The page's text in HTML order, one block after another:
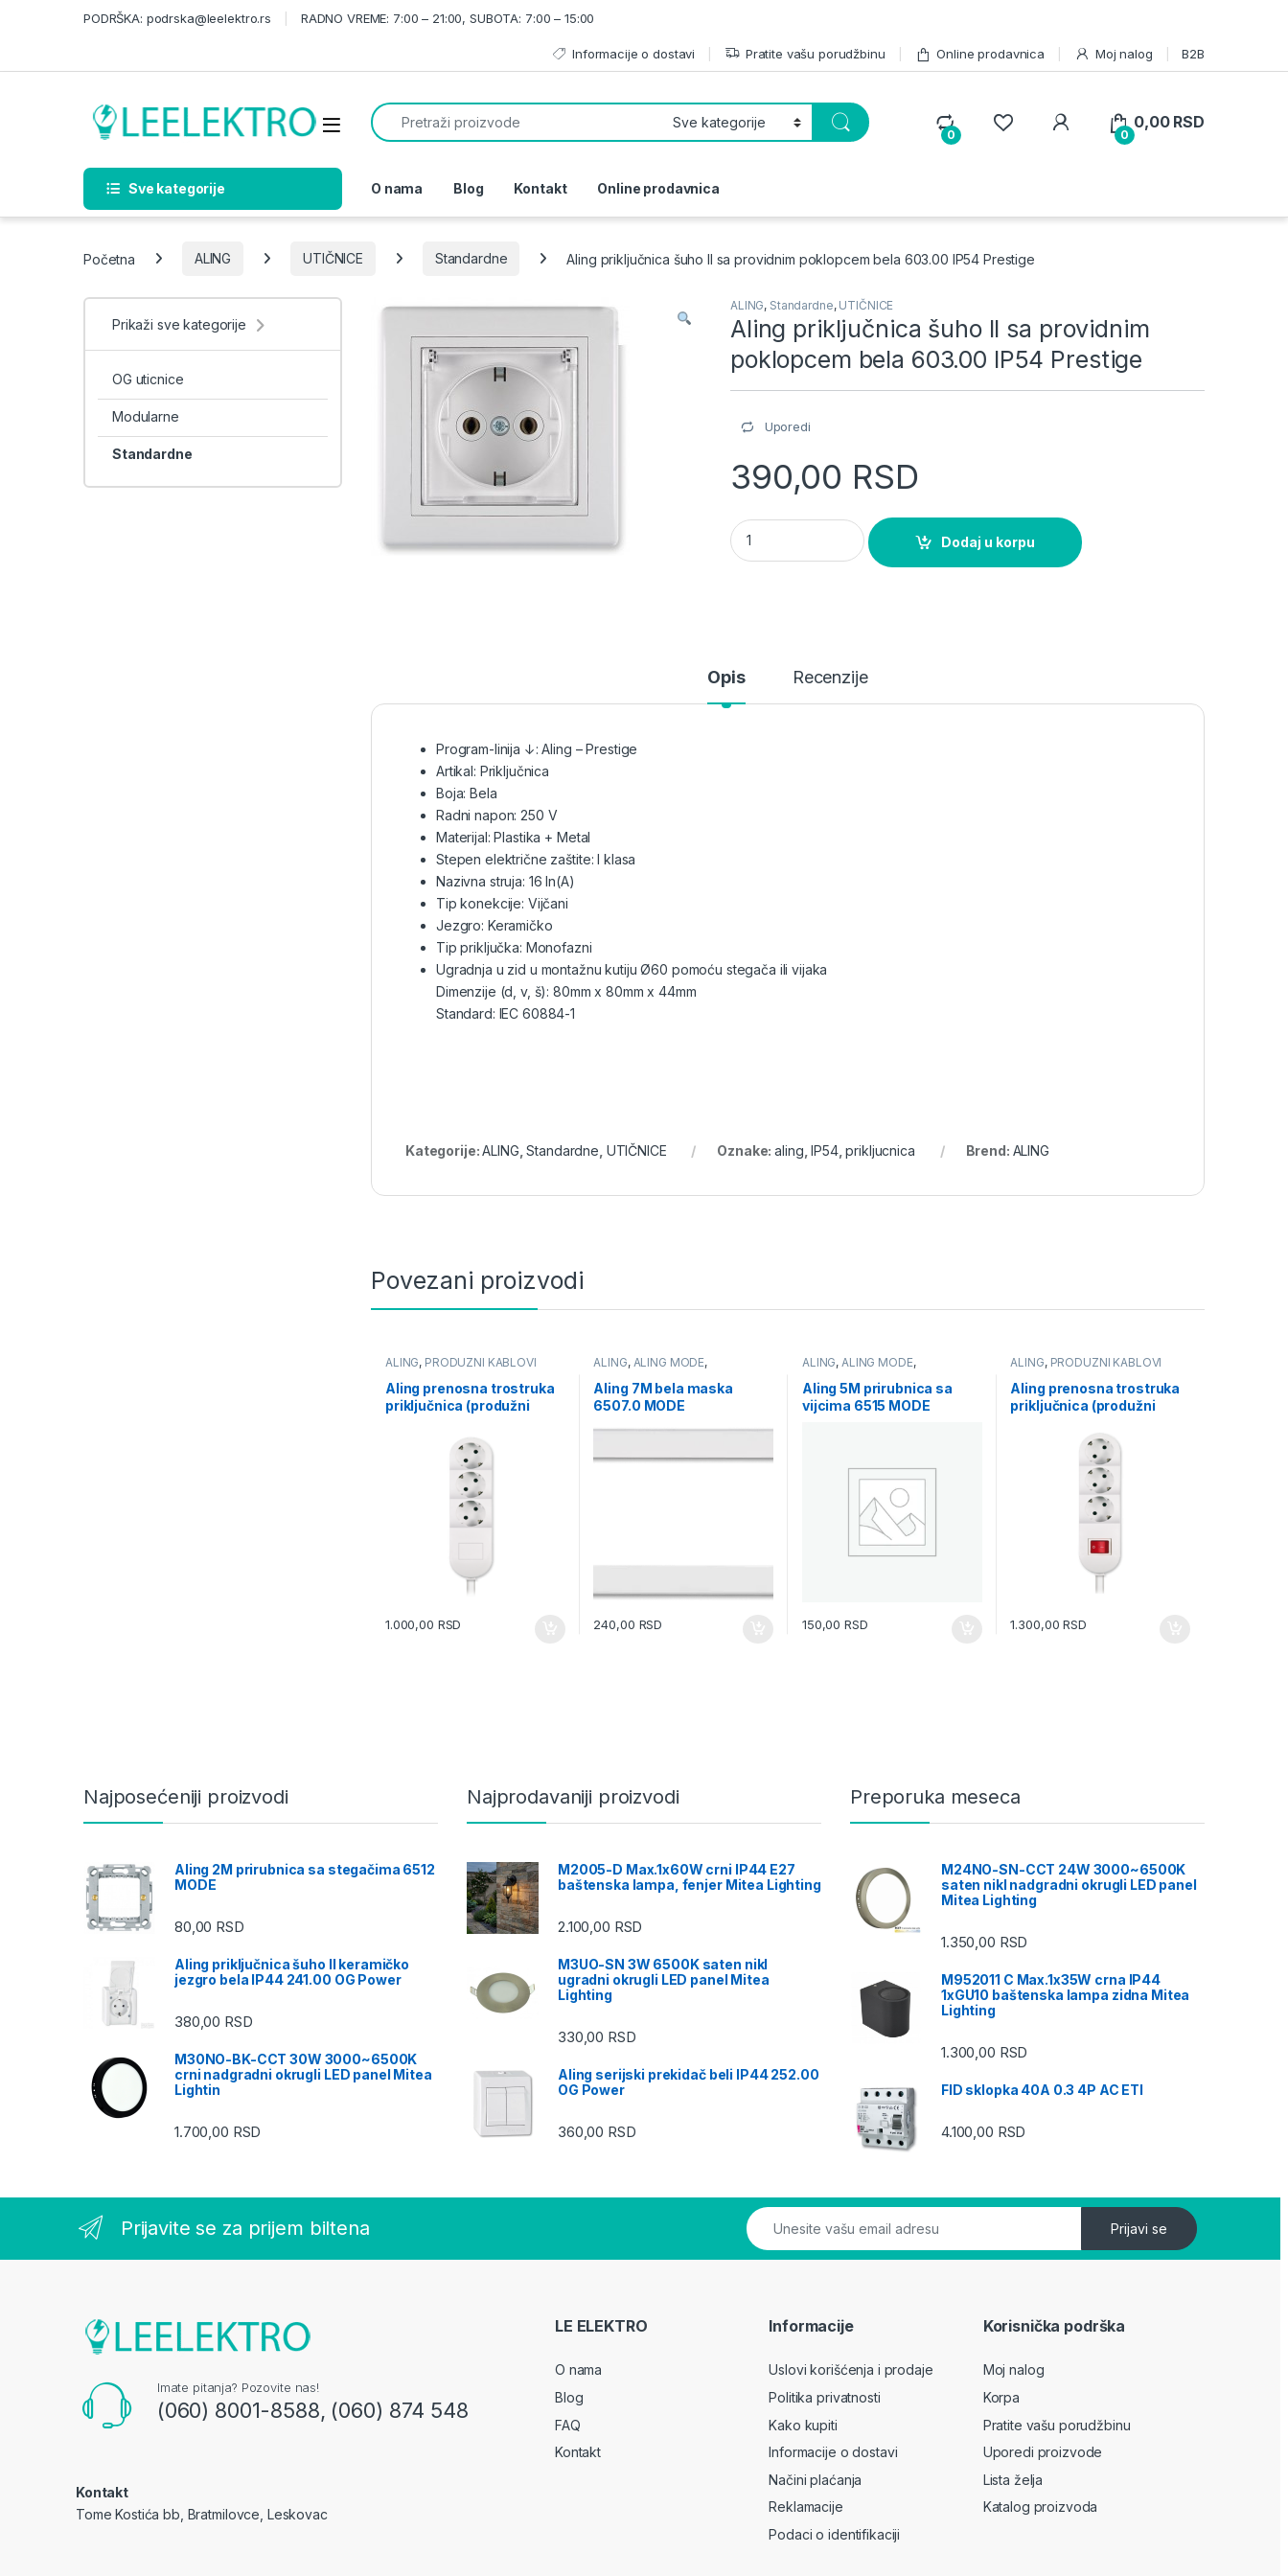
PODRŠKA: podrska@leelektro.rs RADNO VREME: 7:00 – 21:00, SUBOTA: 7:00 – 15:00
Informacije o dostavi Pratite vašu porudžbinu Online prodavnica Moj nalog B2B
Search for:
0 0
0,00 RSD
Sve kategorije O nama Blog Kontakt Online prodavnica
Početna ALING UTIČNICE Standardne Aling priključnica šuho II sa providnim poklopcem bela 603.00 IP54 Prestige
ALING, Standardne, UTIČNICE
Aling priključnica šuho II sa providnim
poklopcem bela 603.00 IP54 Prestige
Uporedi
390,00 RSD
Aling priključnica šuho II sa providnim poklopcem bela 603.00 IP54 Prestige
Dodaj u korpu
Opis Recenzije
Program-linija ↓: Aling – Prestige
Artikal: Priključnica
Boja: Bela
Radni napon: 250 V
Materijal: Plastika + Metal
Stepen električne zaštite: I klasa
Nazivna struja: 16 In(A)
Tip konekcije: Vijčani
Jezgro: Keramičko
Tip priključka: Monofazni
Ugradnja u zid u montažnu kutiju Ø60 pomoću stegača ili vijaka
Dimenzije (d, v, š): 80mm x 80mm x 44mm
Standard: IEC 60884-1
Kategorije:ALING ,Standardne UTIČNICE Oznake:aling ,IP54,prikljucnica Brend: ALING
Povezani proizvodi
ALING, PRODUZNI KABLOVI
Aling prenosna trostruka
priključnica (produžni
max 3.6kW 16A 250V
1.000,00 RSD
ALING, ALING MODE,
PRIRUBNICE I MASKE
MODULARNE
Aling 7M bela maska
6507.0 MODE
240,00 RSD
ALING, ALING MODE,
PRIRUBNICE I MASKE
MODULARNE
Aling 5M prirubnica sa
vijcima 6515 MODE
150,00RSD
ALING, PRODUZNI KABLOVI
Aling prenosna trostruka
priključnica (produžni
44301.0 kabl 1.5m max
3.6kW 16A 250V
1.300,00RSD
Prikaži sve kategorije
OG uticnice
Modularne
Standardne
Najposećeniji proizvodi
Aling 2M prirubnica sa stegačima 6512
MODE
80,00 RSD
Aling priključnica šuho II keramičko
jezgro bela IP44 241.00 OG Power
380,00 RSD
M30NO-BK-CCT 30W 3000~6500K
crni nadgradni okrugli LED panel Mitea
Lightin
1.700,00 RSD
Najprodavaniji proizvodi
M2005-D Max.1x60W crni IP44 E27
baštenska lampa, fenjer Mitea Lighting
2.100,00 RSD
M3UO-SN 3W 6500K saten nikl
ugradni okrugli LED panel Mitea
Lighting
330,00 RSD
Aling serijski prekidač beli IP44 252.00
OG Power
360,00 RSD
Preporuka meseca
M24NO-SN-CCT 24W 3000~6500K
saten nikl nadgradni okrugli LED panel
Mitea Lighting
1.350,00 RSD
M952011 C Max.1x35W crna IP44
1xGU10 baštenska lampa zidna Mitea
Lighting
1.300,00 RSD
FID sklopka 40A 0.3 4P AC ETI
4.100,00 RSD
Prijavite se za prijem biltena Prijavi se
Imate pitanja? Pozovite nas!
(060) 8001-8588, (060) 874 548
Kontakt
Tome Kostića bb, Bratmilovce, Leskovac
LE ELEKTRO
O nama
Blog
FAQ
Kontakt
Informacije
Uslovi korišćenja i prodaje
Politika privatnosti
Kako kupiti
Informacije o dostavi
Načini plaćanja
Reklamacije
Podaci o identifikaciji
Korisnička podrška
Moj nalog
Korpa
Pratite vašu porudžbinu
Uporedi proizvode
Lista želja
Katalog proizvoda